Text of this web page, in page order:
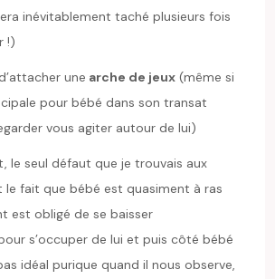
inévitablement taché plusieurs fois
!)
une arche de jeux (même si
pour bébé dans son transat
vous agiter autour de lui)
le seul défaut que je trouvais aux
le fait que bébé est quasiment à ras
est obligé de se baisser
s’occuper de lui et puis côté bébé
idéal purique quand il nous observe,